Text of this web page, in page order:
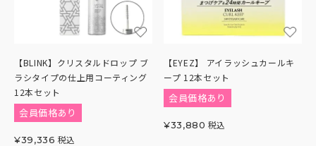
【BLINK】クリスタルドロップ ブ
ラシタイプの仕上用コーティング
12本セット
会員価格あり
¥39,336 税込
【EYEZ】 アイラッシュカールキ
ープ 12本セット
会員価格あり
¥33,880 税込